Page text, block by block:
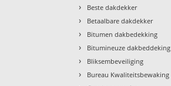
› Beste dakdekker
› Betaalbare dakdekker
› Bitumen dakbedekking
› Bitumineuze dakbeddeking
› Bliksembeveiliging
› Bureau Kwaliteitsbewaking